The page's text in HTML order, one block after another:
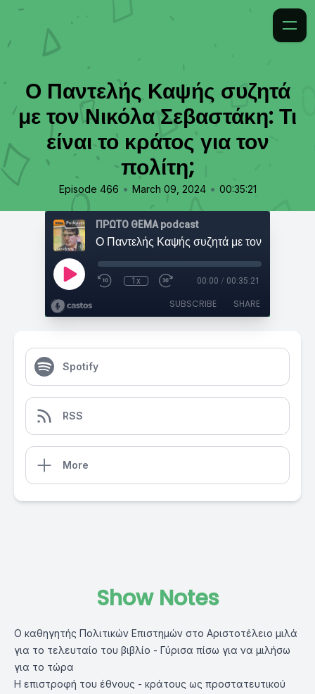
Ο Παντελής Καψής συζητά
με τον Νικόλα Σεβαστάκη: Τι
είναι το κράτος για τον
πολίτη;
Episode 466 • March 09, 2024 • 00:35:21
ΠΡΩΤΟ ΘΕΜΑ podcast
1x 00:00 / 00:35:21
SUBSCRIBE SHARE
Spotify
RSS
More
Show Notes
Ο καθηγητής Πολιτικών Επιστημών στο Αριστοτέλειο μιλά
για το τελευταίο του βιβλίο - Γύρισα πίσω για να μιλήσω
για το τώρα
Η επιστροφή του έθνους - κράτους ως προστατευτικού